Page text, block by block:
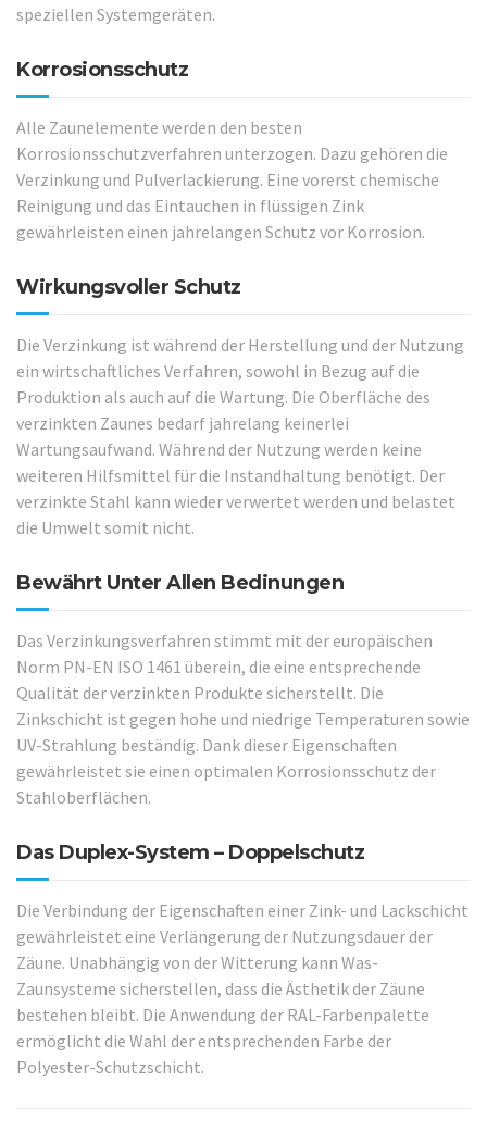
speziellen Systemgeräten.
Korrosionsschutz
Alle Zaunelemente werden den besten
Korrosionsschutzverfahren unterzogen. Dazu gehören die
Verzinkung und Pulverlackierung. Eine vorerst chemische
Reinigung und das Eintauchen in flüssigen Zink
gewährleisten einen jahrelangen Schutz vor Korrosion.
Wirkungsvoller Schutz
Die Verzinkung ist während der Herstellung und der Nutzung
ein wirtschaftliches Verfahren, sowohl in Bezug auf die
Produktion als auch auf die Wartung. Die Oberfläche des
verzinkten Zaunes bedarf jahrelang keinerlei
Wartungsaufwand. Während der Nutzung werden keine
weiteren Hilfsmittel für die Instandhaltung benötigt. Der
verzinkte Stahl kann wieder verwertet werden und belastet
die Umwelt somit nicht.
Bewährt Unter Allen Bedinungen
Das Verzinkungsverfahren stimmt mit der europäischen
Norm PN-EN ISO 1461 überein, die eine entsprechende
Qualität der verzinkten Produkte sicherstellt. Die
Zinkschicht ist gegen hohe und niedrige Temperaturen sowie
UV-Strahlung beständig. Dank dieser Eigenschaften
gewährleistet sie einen optimalen Korrosionsschutz der
Stahloberflächen.
Das Duplex-System – Doppelschutz
Die Verbindung der Eigenschaften einer Zink- und Lackschicht
gewährleistet eine Verlängerung der Nutzungsdauer der
Zäune. Unabhängig von der Witterung kann Was-
Zaunsysteme sicherstellen, dass die Ästhetik der Zäune
bestehen bleibt. Die Anwendung der RAL-Farbenpalette
ermöglicht die Wahl der entsprechenden Farbe der
Polyester-Schutzschicht.